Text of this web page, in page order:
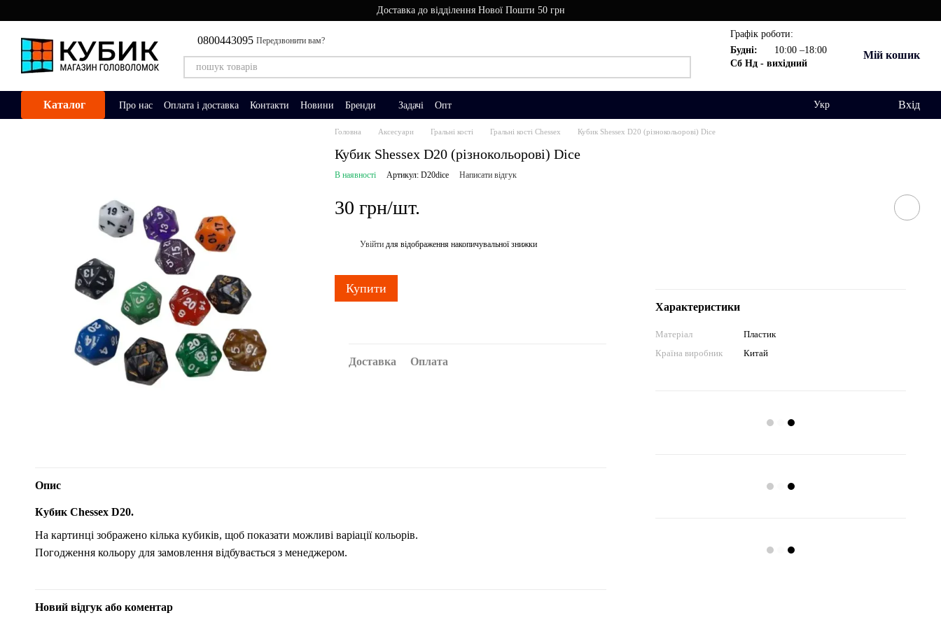
Доставка до відділення Нової Пошти 50 грн
0800443095 Передзвонити вам?
Графік роботи:
Будні:
10:00 –18:00
Сб Нд - вихідний
Мій кошик
Каталог Про нас Оплата і доставка Контакти Новини Бренди Задачі Опт Укр Вхід
Головна Аксесуари Гральні кості Гральні кості Chessex Кубик Shessex D20 (різнокольорові) Dice
Кубик Shessex D20 (різнокольорові) Dice
В наявності Артикул: D20dice Написати відгук
30 грн/шт.
Увійти для відображення накопичувальної знижки
Купити
Доставка Оплата
Характеристики
Матеріал
Пластик
Країна виробник
Китай
Опис
Кубик Chessex D20.
На картинці зображено кілька кубиків, щоб показати можливі варіації кольорів.
Погодження кольору для замовлення відбувається з менеджером.
Новий відгук або коментар